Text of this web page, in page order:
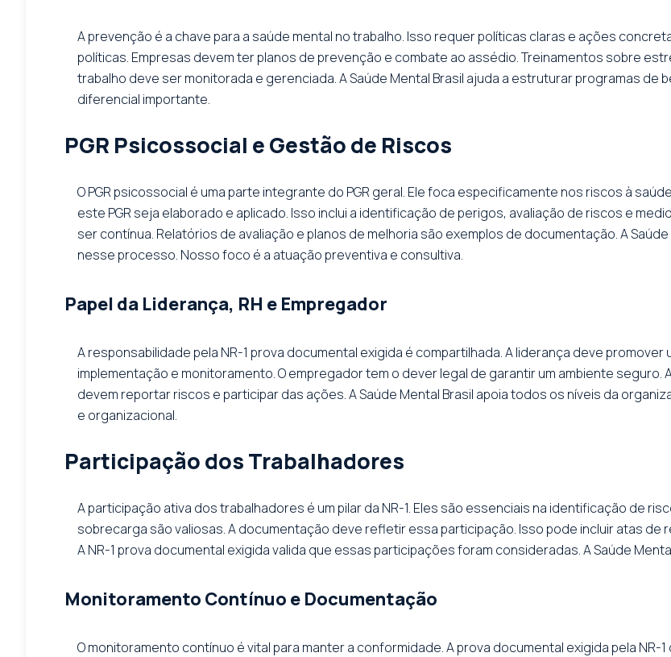
A prevenção é a chave para a saúde mental no trabalho. Isso requer políticas claras e ações
políticas. Empresas devem ter planos de prevenção e combate ao assédio. Treinamentos sobre
trabalho deve ser monitorada e gerenciada. A Saúde Mental Brasil ajuda a estruturar programas de
diferencial importante.
PGR Psicossocial e Gestão de Riscos
O PGR psicossocial é uma parte integrante do PGR geral. Ele foca especificamente nos riscos à
este PGR seja elaborado e aplicado. Isso inclui a identificação de perigos, avaliação de riscos e
ser contínua. Relatórios de avaliação e planos de melhoria são exemplos de documentação. A
nesse processo. Nosso foco é a atuação preventiva e consultiva.
Papel da Liderança, RH e Empregador
A responsabilidade pela NR-1 prova documental exigida é compartilhada. A liderança deve promover
implementação e monitoramento. O empregador tem o dever legal de garantir um ambiente
devem reportar riscos e participar das ações. A Saúde Mental Brasil apoia todos os níveis da
e organizacional.
Participação dos Trabalhadores
A participação ativa dos trabalhadores é um pilar da NR-1. Eles são essenciais na identificação de
sobrecarga são valiosas. A documentação deve refletir essa participação. Isso pode incluir atas
A NR-1 prova documental exigida valida que essas participações foram consideradas. A Saúde
Monitoramento Contínuo e Documentação
O monitoramento contínuo é vital para manter a conformidade. A prova documental exigida pela